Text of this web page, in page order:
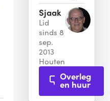
Sjaak
Lid
sinds 8
sep.
2013
Houten
Overleg
en huur